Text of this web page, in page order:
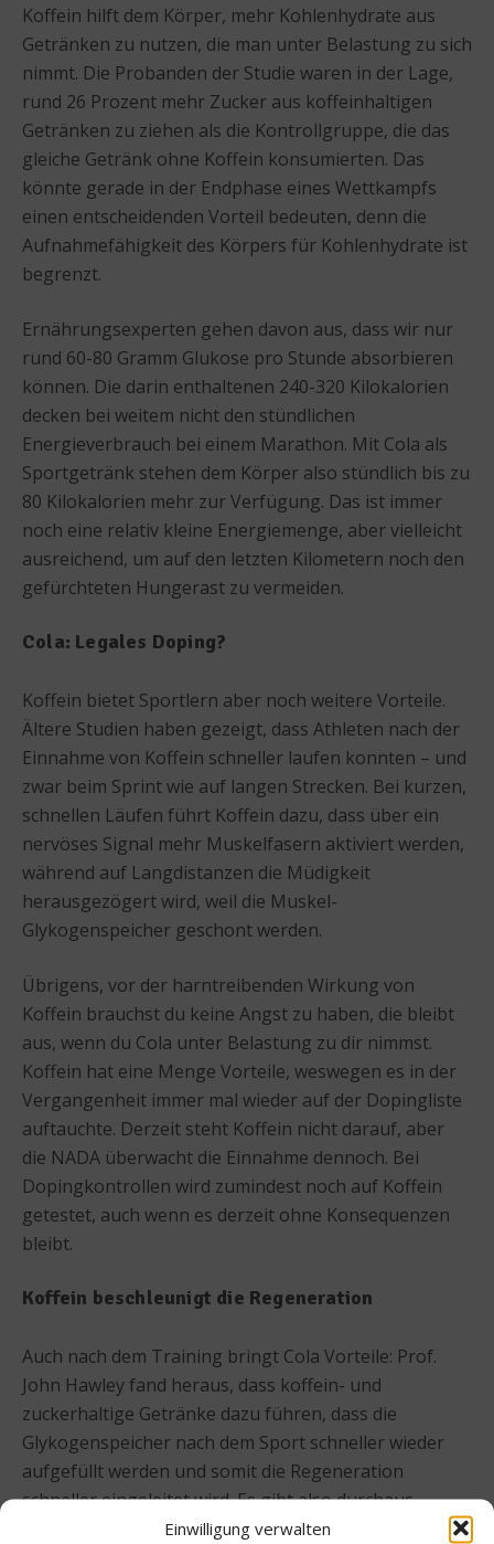
Einwilligung verwalten
Koffein hilft dem Körper, mehr Kohlenhydrate aus
Getränken zu nutzen, die man unter Belastung zu sich
nimmt. Die Probanden der Studie waren in der Lage,
rund 26 Prozent mehr Zucker aus koffeinhaltigen
Getränken zu ziehen als die Kontrollgruppe, die das
gleiche Getränk ohne Koffein konsumierten. Das
könnte gerade in der Endphase eines Wettkampfs
einen entscheidenden Vorteil bedeuten, denn die
Aufnahmefähigkeit des Körpers für Kohlenhydrate ist
begrenzt.
Ernährungsexperten gehen davon aus, dass wir nur
rund 60-80 Gramm Glukose pro Stunde absorbieren
können. Die darin enthaltenen 240-320 Kilokalorien
decken bei weitem nicht den stündlichen
Energieverbrauch bei einem Marathon. Mit Cola als
Sportgetränk stehen dem Körper also stündlich bis zu
80 Kilokalorien mehr zur Verfügung. Das ist immer
noch eine relativ kleine Energiemenge, aber vielleicht
ausreichend, um auf den letzten Kilometern noch den
gefürchteten Hungerast zu vermeiden.
Cola: Legales Doping?
Koffein bietet Sportlern aber noch weitere Vorteile.
Ältere Studien haben gezeigt, dass Athleten nach der
Einnahme von Koffein schneller laufen konnten – und
zwar beim Sprint wie auf langen Strecken. Bei kurzen,
schnellen Läufen führt Koffein dazu, dass über ein
nervöses Signal mehr Muskelfasern aktiviert werden,
während auf Langdistanzen die Müdigkeit
herausgezögert wird, weil die Muskel-
Glykogenspeicher geschont werden.
Übrigens, vor der harntreibenden Wirkung von
Koffein brauchst du keine Angst zu haben, die bleibt
aus, wenn du Cola unter Belastung zu dir nimmst.
Koffein hat eine Menge Vorteile, weswegen es in der
Vergangenheit immer mal wieder auf der Dopingliste
auftauchte. Derzeit steht Koffein nicht darauf, aber
die NADA überwacht die Einnahme dennoch. Bei
Dopingkontrollen wird zumindest noch auf Koffein
getestet, auch wenn es derzeit ohne Konsequenzen
bleibt.
Koffein beschleunigt die Regeneration
Auch nach dem Training bringt Cola Vorteile: Prof.
John Hawley fand heraus, dass koffein- und
zuckerhaltige Getränke dazu führen, dass die
Glykogenspeicher nach dem Sport schneller wieder
aufgefüllt werden und somit die Regeneration
schneller eingeleitet wird. Es gibt also durchaus
Argumente, warum Cola ein geeignetes Sportgetränk